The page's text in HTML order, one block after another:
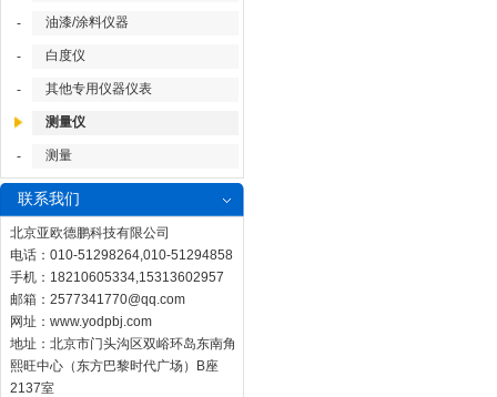
- 油漆/涂料仪器
- 白度仪
- 其他专用仪器仪表
测量仪
- 测量
联系我们
北京亚欧德鹏科技有限公司
电话：010-51298264,010-51294858
手机：18210605334,15313602957
邮箱： 2577341770@qq.com
网址： www.yodpbj.com
地址：北京市门头沟区双峪环岛东南角
熙旺中心（东方巴黎时代广场）B座
2137室